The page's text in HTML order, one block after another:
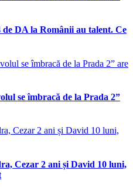
DA la Românii au talent. Ce
se îmbracă de la Prada 2”
Cezar 2 ani și David 10 luni,